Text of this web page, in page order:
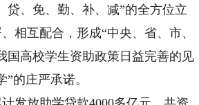
贷、免、勤、补、减”的全方位立
相互配合，形成“中央、省、市、
国高校学生资助政策日益完善的见
的庄严承诺。